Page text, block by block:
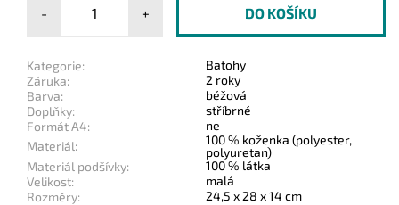
- +
Kategorie:
Batohy
Záruka:
2 roky
Barva:
béžová
Doplňky:
stříbrné
Formát A4:
ne
Materiál:
100 % koženka (polyester,
polyuretan)
Materiál podšívky:
100 % látka
Velikost:
malá
Rozměry:
24,5 x 28 x 14 cm